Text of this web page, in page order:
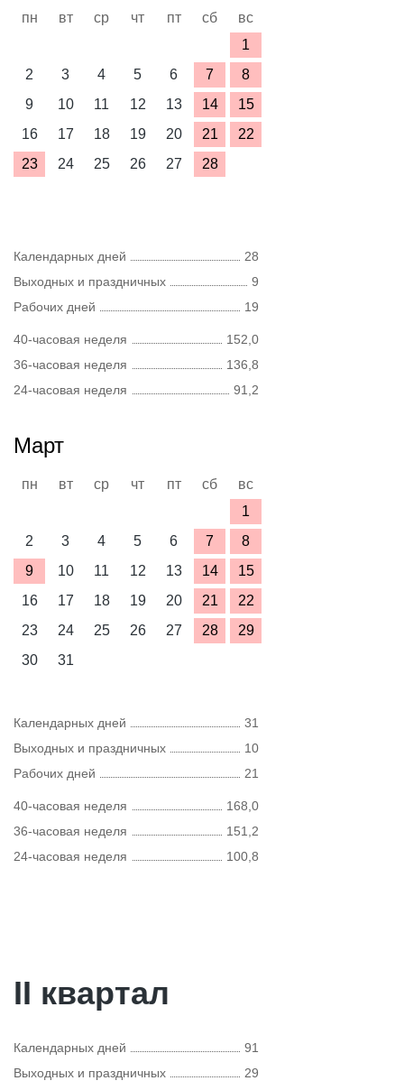
пн вт ср чт пт сб
вс
1
2
3 4 5 6 7
8
9
10 11 12 13 14
15
16
17 18 19 20 21
22
23
24 25 26 27 28
Календарных дней
28
Выходных и праздничных
9
Рабочих дней
19
40-часовая неделя
152,0
36-часовая неделя
136,8
24-часовая неделя
91,2
Март
пн вт ср чт пт сб
вс
1
2
3 4 5 6 7
8
9
10 11 12 13 14
15
16
17 18 19 20 21
22
23
24 25 26 27 28
29
30
31
Календарных дней
31
Выходных и праздничных
10
Рабочих дней
21
40-часовая неделя
168,0
36-часовая неделя
151,2
24-часовая неделя
100,8
II квартал
Календарных дней
91
Выходных и праздничных
29